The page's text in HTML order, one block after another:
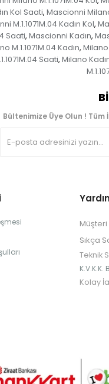
Kol Saati, Mascionni
M.1.1071M.04 Kadın Kol,
Saati, Mascionni Kadın,
M.1.1071M.04 Kadın, Milano
Saati, Milano
Bültenimize Üye Olun !
Sıkça
Teknik
Kolay